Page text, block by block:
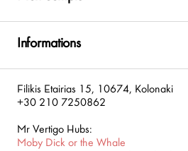
Informations
Filikis Etairias 15, 10674, Kolonaki
+30 210 7250862
Mr Vertigo Hubs:
Moby Dick or the Whale